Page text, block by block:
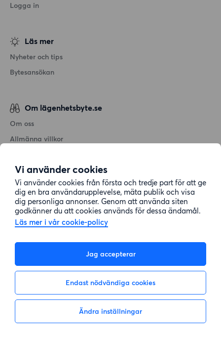
Vi använder cookies
Vi använder cookies från första och tredje part för att ge
dig en bra användarupplevelse, mäta publik och visa
dig personliga annonser. Genom att använda siten
godkänner du att cookies används för dessa ändamål.
Läs mer i vår cookie-policy
Jag accepterar
Endast nödvändiga cookies
Ändra inställningar
Inte intresserad Visa intresse
Logga in
Läs mer
Nyheter och tips
Bytesansökan
Om lägenhetsbyte.se
Om oss
Allmänna villkor
Cookiepolicy
Sitemap
Kundtjänst
08-22 00 90
E-post: